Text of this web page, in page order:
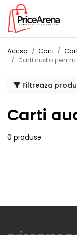
Acasa Carti
Carti audio pentru
Filtreaza
Carti
0 produse